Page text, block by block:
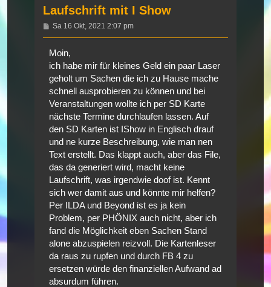
Laufschrift mit I Show
Beitrag
Sa 16 Okt, 2021 2:07 pm
Moin,
ich habe mir für kleines Geld ein paar Laser
geholt um Sachen die ich zu Hause mache
schnell ausprobieren zu können und bei
Veranstaltungen wollte ich per SD Karte
nächste Termine durchlaufen lassen. Auf
den SD Karten ist IShow in Englisch drauf
und ne kurze Beschreibung, wie man nen
Text erstellt. Das klappt auch, aber das File,
das da generiert wird, macht keine
Laufschrift, was irgendwie doof ist. Kennt
sich wer damit aus und könnte mir helfen?
Per ILDA und Beyond ist es ja kein
Problem, per PHÖNIX auch nicht, aber ich
fand die Möglichkeit eben Sachen Stand
alone abzuspielen reizvoll. Die Kartenleser
da raus zu rupfen und durch FB 4 zu
ersetzen würde den finanziellen Aufwand ad
absurdum führen.